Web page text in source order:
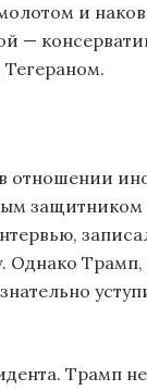
и
—
отношении
Однако
Трамп